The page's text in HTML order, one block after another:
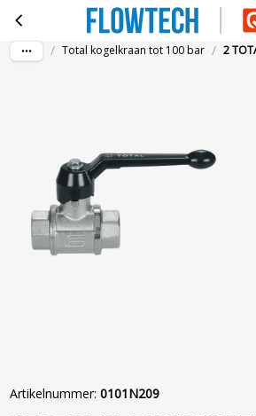
Ga naar hoofdinhoud2 TOTAL BIxBI WD80B
/ Total kogelkraan tot 100 bar / 2
Artikelnummer: 0101N209